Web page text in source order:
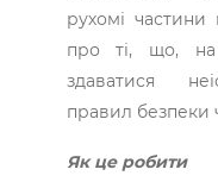
рухомі
про ті, що,
здаватися
правил безпеки
Як це робити